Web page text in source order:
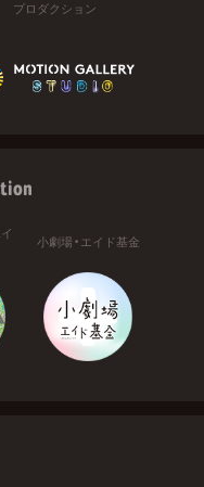
プロダクション
小劇場・エイド基金